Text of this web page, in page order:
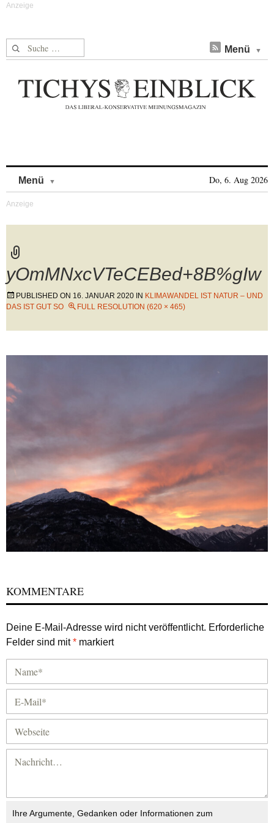
Suche nach: Menü
Menü Do, 6. Aug 2026
yOmMNxcVTeCEBed+8B%gIw
PUBLISHED ON 16. JANUAR 2020 IN KLIMAWANDEL IST NATUR – UND
DAS IST GUT SO
FULL RESOLUTION (620 × 465)
KOMMENTARE
Deine E-Mail-Adresse wird nicht veröffentlicht. Erforderliche
Felder sind mit* markiert
Ihre Argumente, Gedanken oder Informationen zum